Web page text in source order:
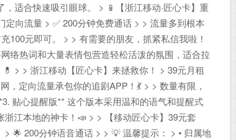
适合快速吸引眼球。 > 📱【浙江移动·匠心卡】重
向流量 > ✅ 200分钟免费通话 > > 流量多到根本
100元即可。 > > 有需要的朋友，抓紧私信我啦！
络热词和大量表情包营造轻松活泼的氛围，适合拉
> > 浙江移动【匠心卡】来拯救你！ > 39元月租
定向流量承包你的追剧APP！💃 > > 数量有限，
贴心提醒版** 这个版本采用温和的语气和提醒式
江本地的神卡！📣 > > 【移动匠心卡】39元套
🌟 200分钟语音通话 > > 💡 温馨提示： > • 归属地